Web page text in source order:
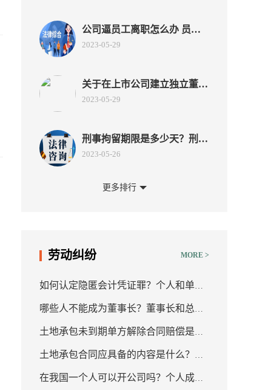
公司逼员工离职怎么办 员工
怎么办理辞职和离职？
2023-05-29
关于在上市公司建立独立董事
制度的指导意见第二条的内容
2023-05-29
刑事拘留期限是多少天？刑事
拘留超过37天怎么办？
2023-05-26
孳息属于夫妻共同财产吗？孳
民事诉讼法第二百六十条加倍
支付说的什么？加倍支付利息
2023-05-24
分支机构独立核算和非独立核
算的区别有哪些？独立核算单
位的特点是什么？
更多排行
MORE >
劳动纠纷
如何认定隐匿会计凭证罪？个人和单位
均可构成本罪吗？
哪些人不能成为董事长？董事长和总裁
可以兼任
土地承包未到期单方解除合同赔偿是什
么？
土地承包合同应具备的内容是什么？土
地承包经营权的移转取得是指什么？
在我国一个人可以开公司吗？个人成立